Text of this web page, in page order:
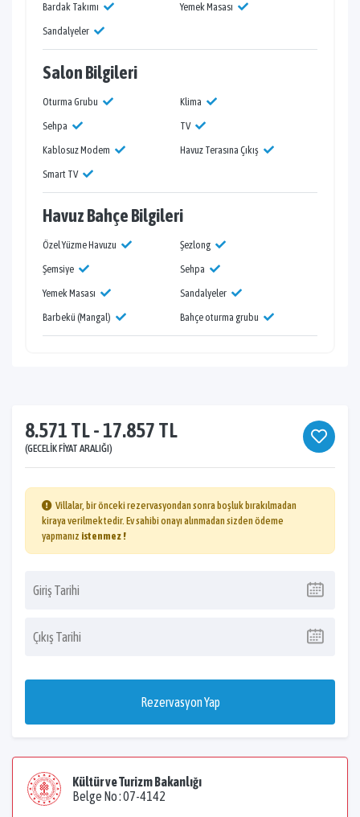
Bardak Takımı
Yemek Masası
Sandalyeler
Salon Bilgileri
Oturma Grubu
Klima
Sehpa
TV
Kablosuz Modem
Havuz Terasına Çıkış
Smart TV
Havuz Bahçe Bilgileri
Özel Yüzme Havuzu
Şezlong
Şemsiye
Sehpa
Yemek Masası
Sandalyeler
Barbekü (Mangal)
Bahçe oturma grubu
8.571 TL - 17.857 TL
(GECELIK FIYAT ARALIĞI)
Villalar, bir önceki rezervasyondan sonra boşluk bırakılmadan
kiraya verilmektedir. Ev sahibi onayı alınmadan sizden ödeme
yapmanız istenmez !
Rezervasyon Yap
Kültür ve Turizm Bakanlığı
Belge No : 07-4142